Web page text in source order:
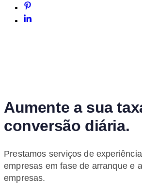
Aumente a sua
conversão diária.
Prestamos serviços de
empresas em fase de arranque e
empresas.